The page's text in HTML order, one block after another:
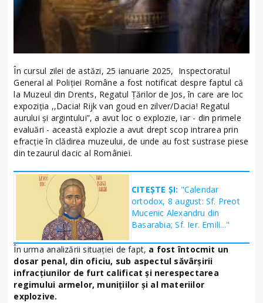
În cursul zilei de astăzi, 25 ianuarie 2025, Inspectoratul
General al Poliției Române a fost notificat despre faptul că
la Muzeul din Drents, Regatul Țărilor de Jos, în care are loc
expoziția ,,Dacia! Rijk van goud en zilver/Dacia! Regatul
aurului și argintului”, a avut loc o explozie, iar - din primele
evaluări - această explozie a avut drept scop intrarea prin
efracție în clădirea muzeului, de unde au fost sustrase piese
din tezaurul dacic al României.
CITEȘTE ȘI: "Calendar
ortodox, 8 august: Sf. Preot
Mucenic Alexandru din
Basarabia; Sf. Ier. Emili..."
În urma analizării situației de fapt, a fost întocmit un
dosar penal, din oficiu, sub aspectul săvârșirii
infracțiunilor de furt calificat și nerespectarea
regimului armelor, munițiilor şi al materiilor
explozive.